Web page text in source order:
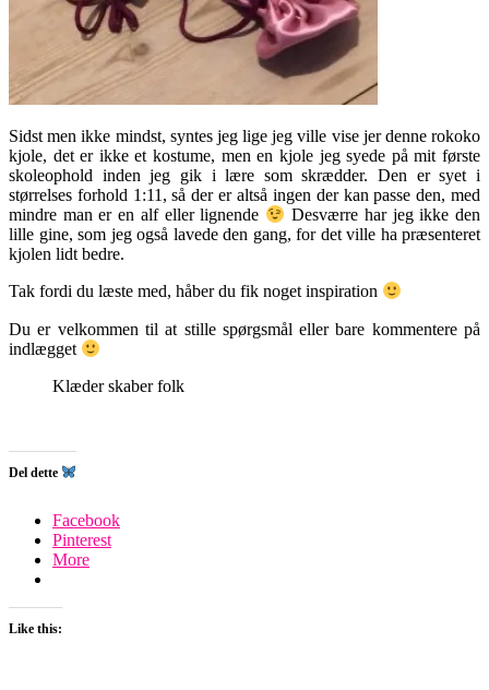
Sidst men ikke mindst, syntes jeg lige jeg ville vise jer denne rokoko
kjole, det er ikke et kostume, men en kjole jeg syede på mit første
skoleophold inden jeg gik i lære som skrædder. Den er syet i
størrelses forhold 1:11, så der er altså ingen der kan passe den, med
mindre man er en alf eller lignende
Desværre har jeg ikke den
lille gine, som jeg også lavede den gang, for det ville ha præsenteret
kjolen lidt bedre.
Tak fordi du læste med, håber du fik noget inspiration
Du er velkommen til at stille spørgsmål eller bare kommentere på
indlægget
Klæder skaber folk
Del dette
Facebook
Pinterest
More
Like this: